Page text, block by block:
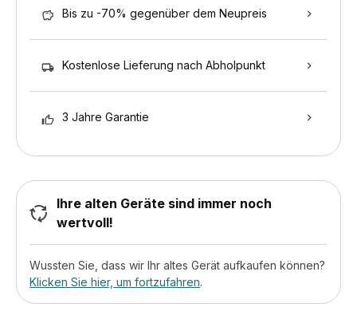
Bis zu -70% gegenüber dem Neupreis
Kostenlose Lieferung nach Abholpunkt
3 Jahre Garantie
Ihre alten Geräte sind immer noch
wertvoll!
Wussten Sie, dass wir Ihr altes Gerät aufkaufen können?
Klicken Sie hier, um fortzufahren.